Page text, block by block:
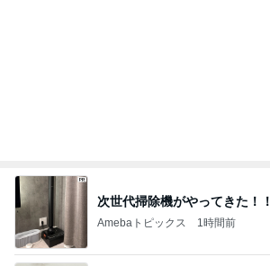
次世代掃除機がやってきた！！
Amebaトピックス 1時間前